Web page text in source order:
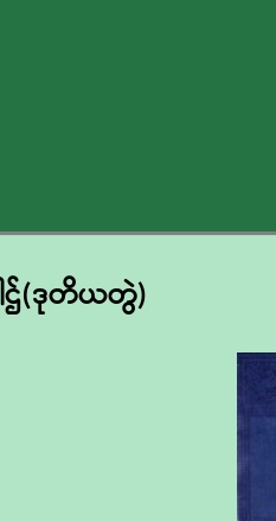
ဌ်(ဒုတိယတွဲ)